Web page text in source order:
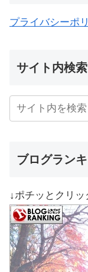
プライバシーポ
サイト内検索
ブログラン
↓ポチッとクリッ